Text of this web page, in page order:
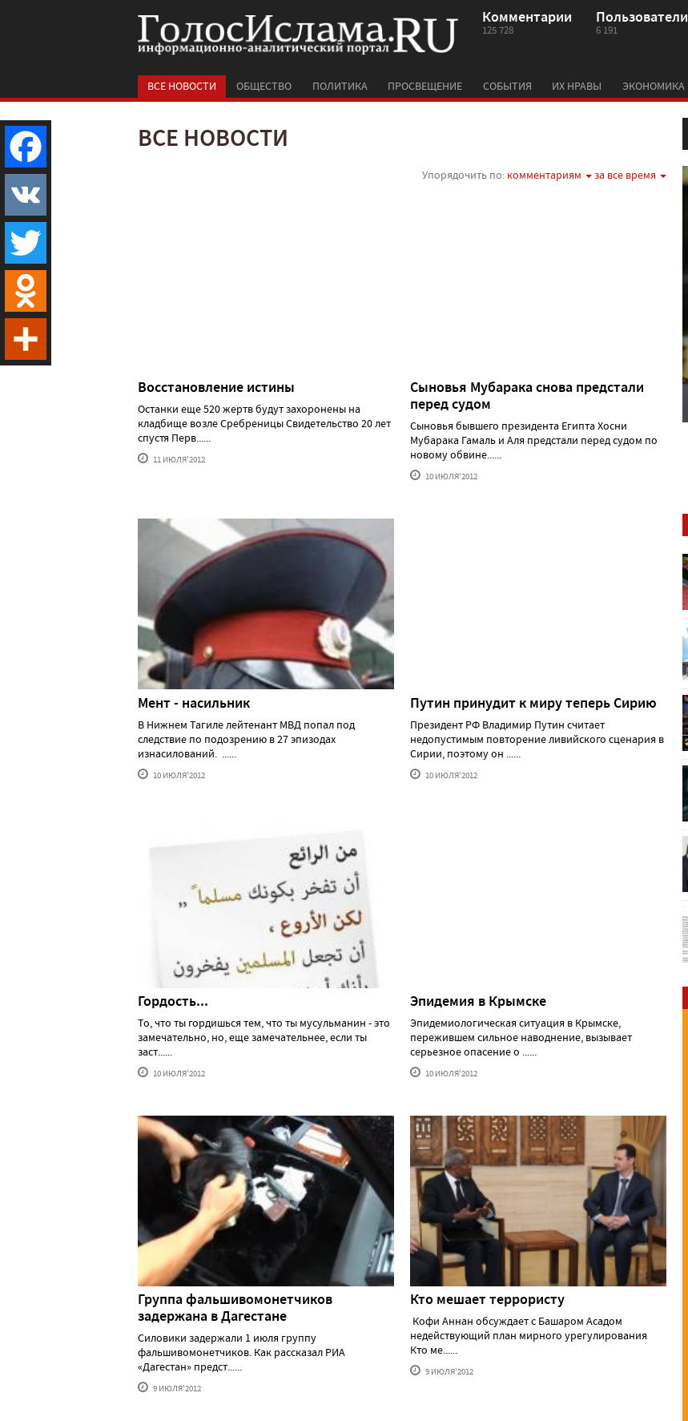
Комментарии
125 728
Пользователи
6 191
ВСЕ НОВОСТИ ОБЩЕСТВО ПОЛИТИКА ПРОСВЕЩЕНИЕ СОБЫТИЯ ИХ НРАВЫ ЭКОНОМИКА
ВСЕ НОВОСТИ
Упорядочить по: комментариям за все время
Восстановление истины
Останки еще 520 жертв будут захоронены на
кладбище возле Сребреницы Свидетельство 20 лет
спустя Перв......
11 ИЮЛЯ'2012
Сыновья Мубарака снова предстали
перед судом
Сыновья бывшего президента Египта Хосни
Мубарака Гамаль и Аля предстали перед судом по
новому обвине......
10 ИЮЛЯ'2012
Мент - насильник
В Нижнем Тагиле лейтенант МВД попал под
следствие по подозрению в 27 эпизодах
изнасилований. ......
10 ИЮЛЯ'2012
Путин принудит к миру теперь Сирию
Президент РФ Владимир Путин считает
недопустимым повторение ливийского сценария в
Сирии, поэтому он ......
10 ИЮЛЯ'2012
Гордость...
То, что ты гордишься тем, что ты мусульманин - это
замечательно, но, еще замечательнее, если ты
заст......
10 ИЮЛЯ'2012
Эпидемия в Крымске
Эпидемиологическая ситуация в Крымске,
пережившем сильное наводнение, вызывает
серьезное опасение о ......
10 ИЮЛЯ'2012
Группа фальшивомонетчиков
задержана в Дагестане
Силовики задержали 1 июля группу
фальшивомонетчиков. Как рассказал РИА
«Дагестан» предст......
9 ИЮЛЯ'2012
Кто мешает террористу
Кофи Аннан обсуждает с Башаром Асадом
недействующий план мирного урегулирования
Кто ме......
9 ИЮЛЯ'2012
Facebook
VK
Twitter
Odnoklassniki